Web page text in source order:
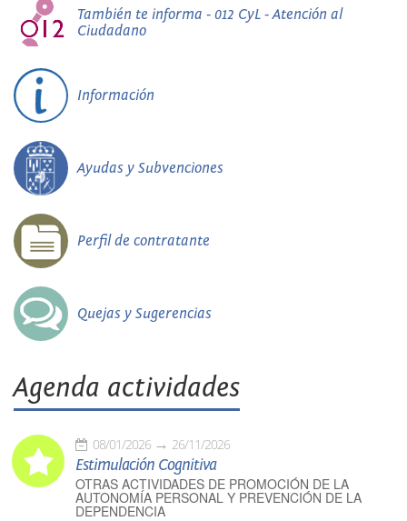
También te informa - 012 CyL - Atención al
Ciudadano
Información
Ayudas y Subvenciones
Perfil de contratante
Quejas y Sugerencias
Agenda actividades
08/01/2026 26/11/2026
Estimulación Cognitiva
OTRAS ACTIVIDADES DE PROMOCIÓN DE LA
AUTONOMÍA PERSONAL Y PREVENCIÓN DE LA
DEPENDENCIA